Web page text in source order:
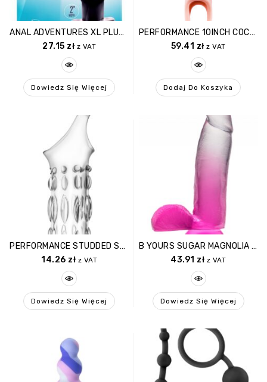
ANAL ADVENTURES XL PLUG BLACK
27.15 zł z VAT
Dowiedz Się Więcej
PERFORMANCE 10INCH COCK SHEATH EXTENDER
59.41 zł z VAT
Dodaj Do Koszyka
PERFORMANCE STUDDED SLEEVE RING CLEAR
14.26 zł z VAT
Dowiedz Się Więcej
B YOURS SUGAR MAGNOLIA 7 INCH DILDO FUCHSIA
43.91 zł z VAT
Dowiedz Się Więcej